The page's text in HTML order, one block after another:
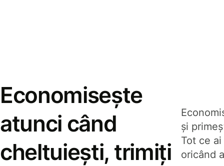
Economisește
atunci când
cheltuiești, trimiți
și
Tot ce
oricând